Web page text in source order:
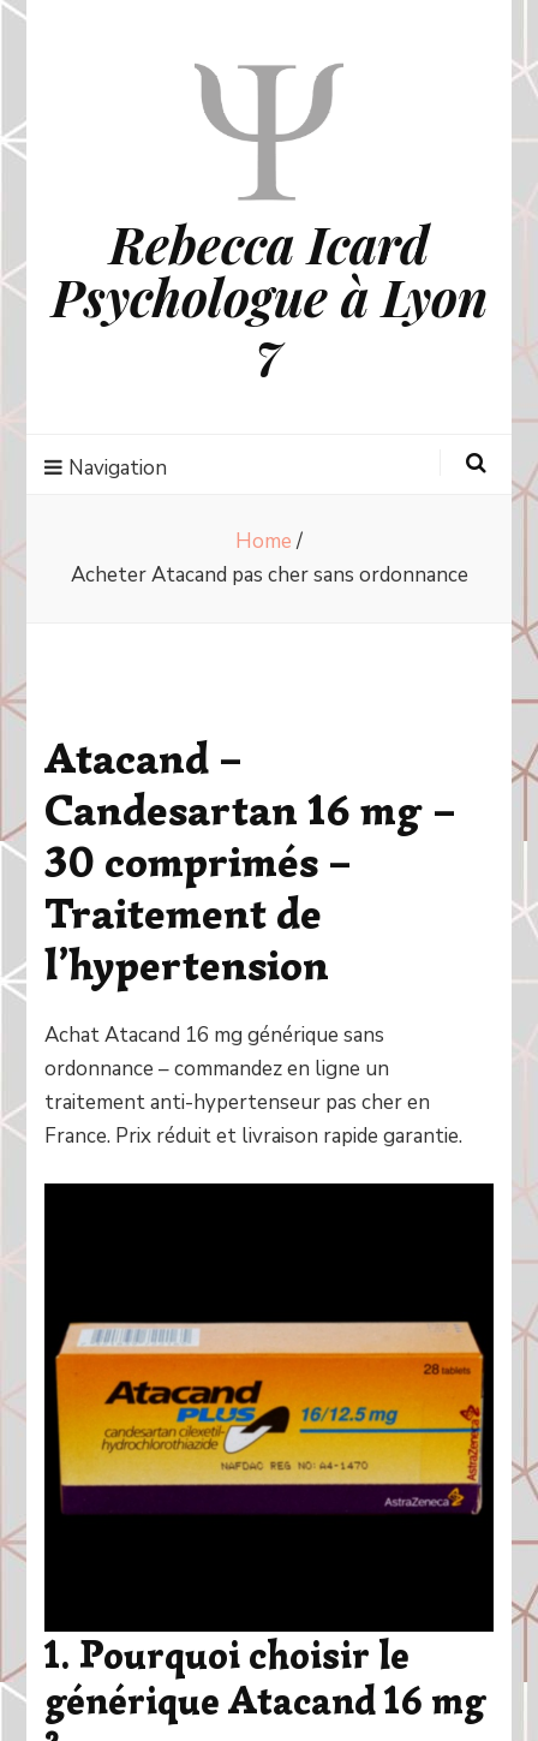
Rebecca Icard
Psychologue à Lyon
7
Navigation
Home /
Acheter Atacand pas cher sans ordonnance
Atacand –
Candesartan 16 mg –
30 comprimés –
Traitement de
l’hypertension
Achat Atacand 16 mg générique sans
ordonnance – commandez en ligne un
traitement anti-hypertenseur pas cher en
France. Prix réduit et livraison rapide garantie.
1. Pourquoi choisir le
générique Atacand 16 mg